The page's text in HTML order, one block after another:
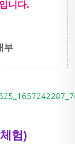
니다.
부
험)